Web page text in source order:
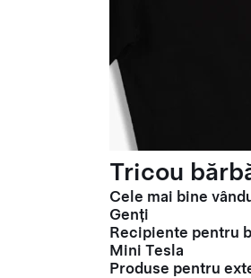
Tricou
Cele mai bine
Genți
Recipiente pentru
Mini Tesla
Produse pentru